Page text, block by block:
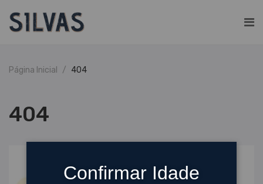
Página Inicial 404
404
Confirmar Idade